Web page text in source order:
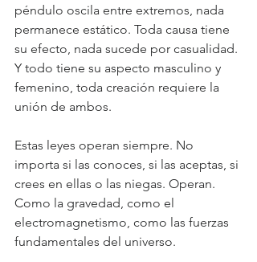
péndulo oscila entre extremos, nada
permanece estático. Toda causa tiene
su efecto, nada sucede por casualidad.
Y todo tiene su aspecto masculino y
femenino, toda creación requiere la
unión de ambos.
Estas leyes operan siempre. No
importa si las conoces, si las aceptas, si
crees en ellas o las niegas. Operan.
Como la gravedad, como el
electromagnetismo, como las fuerzas
fundamentales del universo.